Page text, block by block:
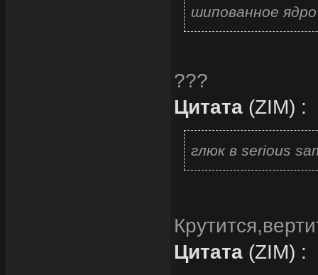
шипованное
???
Цитата (ZIM) :
глюк в serious
Цитата (ZIM) :